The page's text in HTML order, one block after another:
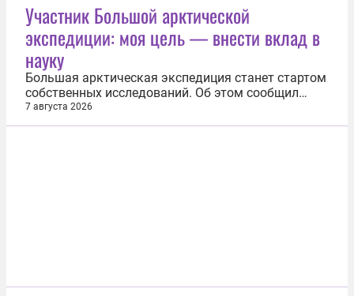
Балицкий. «В связи с продолжительным
аварийным отключением энергоснабжения в...
Участник Большой арктической
экспедиции: моя цель — внести вклад в
науку
Большая арктическая экспедиция станет стартом
собственных исследований. Об этом сообщил
ученик столичной школы №1253, участник отряда
«Исследователи» Александр Киданюк. Он
7 августа 2026